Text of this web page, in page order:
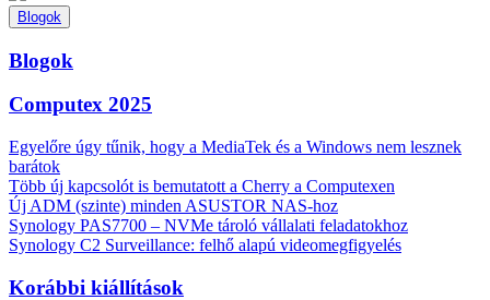
Blogok
Blogok
Computex 2025
Egyelőre úgy tűnik, hogy a MediaTek és a Windows nem lesznek
barátok
Több új kapcsolót is bemutatott a Cherry a Computexen
Új ADM (szinte) minden ASUSTOR NAS-hoz
Synology PAS7700 – NVMe tároló vállalati feladatokhoz
Synology C2 Surveillance: felhő alapú videomegfigyelés
Korábbi kiállítások